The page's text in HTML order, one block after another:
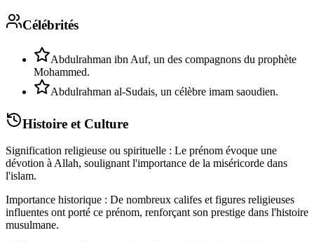
Célébrités
Abdulrahman ibn Auf, un des compagnons du prophète
Mohammed.
Abdulrahman al-Sudais, un célèbre imam saoudien.
Histoire et Culture
Signification religieuse ou spirituelle : Le prénom évoque une
dévotion à Allah, soulignant l'importance de la miséricorde dans
l'islam.
Importance historique : De nombreux califes et figures religieuses
influentes ont porté ce prénom, renforçant son prestige dans l'histoire
musulmane.